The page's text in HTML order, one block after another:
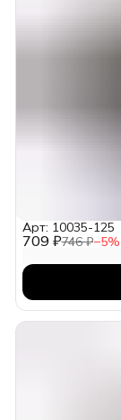
709 ₽746 ₽−5%
Арт: 10035-125